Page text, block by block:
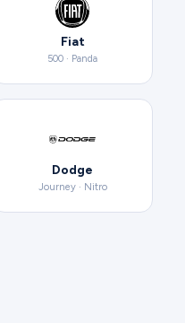
Fiat
500 · Panda
Dodge
Journey · Nitro